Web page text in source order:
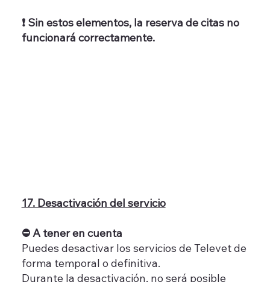
❗ Sin estos elementos, la reserva de citas no
funcionará correctamente.
17. Desactivación del servicio
⛔ A tener en cuenta
Puedes desactivar los servicios de Televet de
forma temporal o definitiva.
Durante la desactivación, no será posible